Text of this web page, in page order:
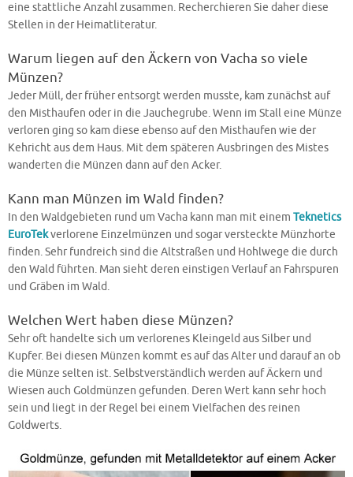
eine stattliche Anzahl zusammen. Recherchieren Sie daher diese
Stellen in der Heimatliteratur.
Warum liegen auf den Äckern von Vacha so viele
Münzen?
Jeder Müll, der früher entsorgt werden musste, kam zunächst auf
den Misthaufen oder in die Jauchegrube. Wenn im Stall eine Münze
verloren ging so kam diese ebenso auf den Misthaufen wie der
Kehricht aus dem Haus. Mit dem späteren Ausbringen des Mistes
wanderten die Münzen dann auf den Acker.
Kann man Münzen im Wald finden?
In den Waldgebieten rund um Vacha kann man mit einem Teknetics
EuroTekverlorene Einzelmünzen und sogar versteckte Münzhorte
finden. Sehr fundreich sind die Altstraßen und Hohlwege die durch
den Wald führten. Man sieht deren einstigen Verlauf an Fahrspuren
und Gräben im Wald.
Welchen Wert haben diese Münzen?
Sehr oft handelte sich um verlorenes Kleingeld aus Silber und
Kupfer. Bei diesen Münzen kommt es auf das Alter und darauf an ob
die Münze selten ist. Selbstverständlich werden auf Äckern und
Wiesen auch Goldmünzen gefunden. Deren Wert kann sehr hoch
sein und liegt in der Regel bei einem Vielfachen des reinen
Goldwerts.